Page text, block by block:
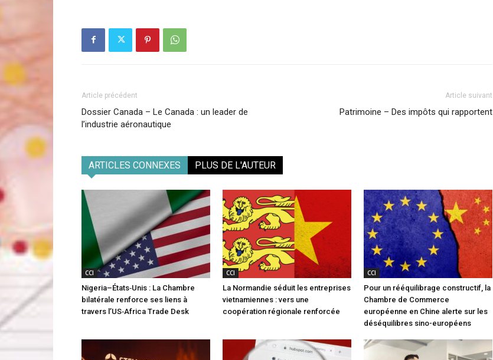
Article précédent
Dossier Canada – Le Canada : un leader de
l’industrie aéronautique
Article suivant
Patrimoine – Des impôts qui rapportent
ARTICLES CONNEXES PLUS DE L'AUTEUR
CCI
Nigeria–États‑Unis : La Chambre
bilatérale renforce ses liens à
travers l’US‑Africa Trade Desk
CCI
La Normandie séduit les entreprises
vietnamiennes : vers une
coopération régionale renforcée
CCI
Pour un rééquilibrage constructif, la
Chambre de Commerce
européenne en Chine alerte sur les
déséquilibres sino-européens